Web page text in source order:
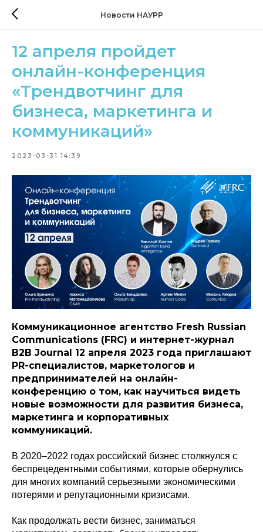
Новости НАУРР
12 апреля пройдет
онлайн-конференция
«Трендвотчинг для
бизнеса, маркетинга и
коммуникаций»
2023-03-31 14:39
Коммуникационное агентство Fresh Russian
Communications (FRC) и интернет-журнал
B2B Journal 12 апреля 2023 года приглашают
PR-специалистов, маркетологов и
предпринимателей на онлайн-
конференцию о том, как научиться видеть
новые возможности для развития бизнеса,
маркетинга и корпоративных
коммуникаций.
В 2020–2022 годах российский бизнес столкнулся с
беспрецедентными событиями, которые обернулись
для многих компаний серьезными экономическими
потерями и репутационными кризисами.
Как продолжать вести бизнес, заниматься